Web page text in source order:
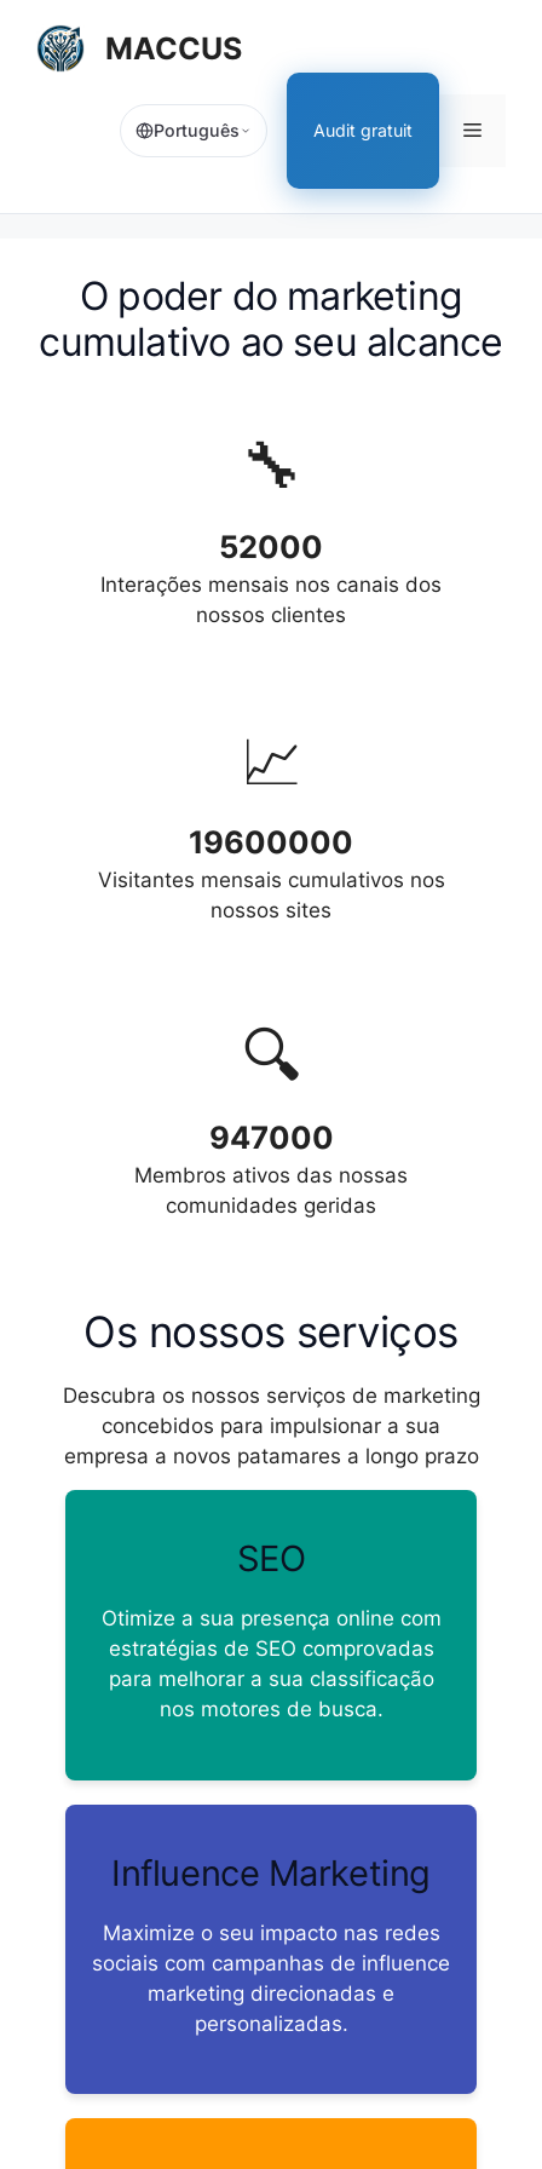
contenu
MACCUS
Português Audit gratuit Menu
O poder do marketing
cumulativo ao seu alcance
🔧
52000
Interações mensais nos canais dos
nossos clientes
📈
19600000
Visitantes mensais cumulativos nos
nossos sites
🔍
947000
Membros ativos das nossas
comunidades geridas
Os nossos serviços
Descubra os nossos serviços de marketing
concebidos para impulsionar a sua
empresa a novos patamares a longo prazo
SEO
Otimize a sua presença online com
estratégias de SEO comprovadas
para melhorar a sua classificação
nos motores de busca.
Influence Marketing
Maximize o seu impacto nas redes
sociais com campanhas de influence
marketing direcionadas e
personalizadas.